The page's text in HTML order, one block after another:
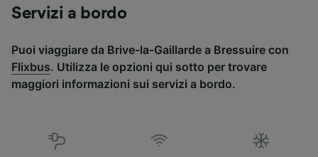
Servizi a bordo
Puoi viaggiare da Brive-la-Gaillarde a Bressuire con
Flixbus. Utilizza le opzioni qui sotto per trovare
maggiori informazioni sui servizi a bordo.